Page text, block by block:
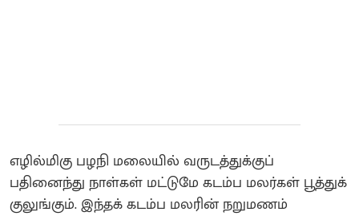
எழில்மிகு பழநி மலையில் வருடத்துக்குப்
பதினைந்து நாள்கள் மட்டுமே கடம்ப மலர்கள் பூத்துக்
குலுங்கும். இந்தக் கடம்ப மலரின் நறுமணம்